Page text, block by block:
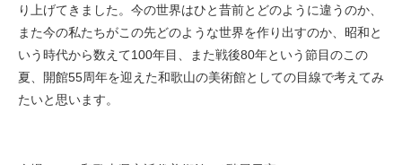
り上げてきました。今の世界はひと昔前とどのように違うのか、
また今の私たちがこの先どのような世界を作り出すのか、昭和と
いう時代から数えて100年目、また戦後80年という節目のこの
夏、開館55周年を迎えた和歌山の美術館としての目線で考えてみ
たいと思います。